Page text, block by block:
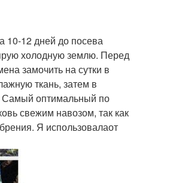
12 дней до посева
холодную землю. Перед
замочить на сутки в
ткань, затем в
Самый оптимальный по
свежим навозом, так как
Я использовалаот